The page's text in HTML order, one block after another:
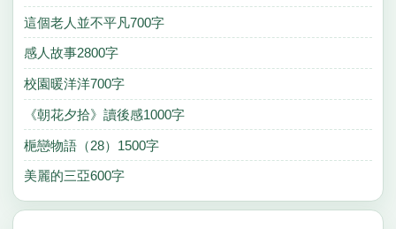
這個老人並不平凡700字
感人故事2800字
校園暖洋洋700字
《朝花夕拾》讀後感1000字
梔戀物語（28）1500字
美麗的三亞600字